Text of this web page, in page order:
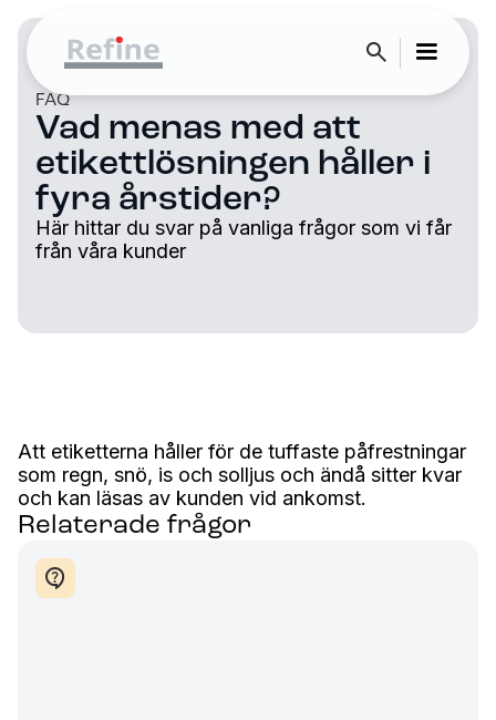
FAQ
Vad menas med att
etikettlösningen håller i
fyra årstider?
Här hittar du svar på vanliga frågor som vi får
från våra kunder
Att etiketterna håller för de tuffaste påfrestningar
som regn, snö, is och solljus och ändå sitter kvar
och kan läsas av kunden vid ankomst.
Relaterade frågor